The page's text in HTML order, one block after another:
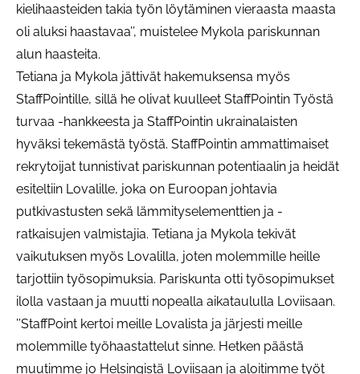
kielihaasteiden takia työn löytäminen vieraasta maasta
oli aluksi haastavaa’’, muistelee Mykola pariskunnan
alun haasteita.
Tetiana ja Mykola jättivät hakemuksensa myös
StaffPointille, sillä he olivat kuulleet StaffPointin Työstä
turvaa -hankkeesta ja StaffPointin ukrainalaisten
hyväksi tekemästä työstä. StaffPointin ammattimaiset
rekrytoijat tunnistivat pariskunnan potentiaalin ja heidät
esiteltiin Lovalille, joka on Euroopan johtavia
putkivastusten sekä lämmityselementtien ja -
ratkaisujen valmistajia. Tetiana ja Mykola tekivät
vaikutuksen myös Lovalilla, joten molemmille heille
tarjottiin työsopimuksia. Pariskunta otti työsopimukset
ilolla vastaan ja muutti nopealla aikataululla Loviisaan.
’’StaffPoint kertoi meille Lovalista ja järjesti meille
molemmille työhaastattelut sinne. Hetken päästä
muutimme jo Helsingistä Loviisaan ja aloitimme työt